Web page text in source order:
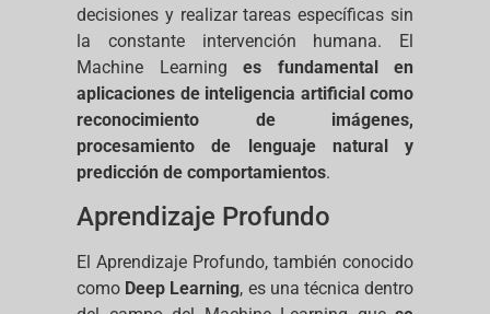
decisiones y realizar tareas específicas sin
la constante intervención humana. El
Machine Learning es fundamental en
aplicaciones de inteligencia artificial como
reconocimiento de imágenes,
procesamiento de lenguaje natural y
predicción de comportamientos.
Aprendizaje Profundo
El Aprendizaje Profundo, también conocido
como Deep Learning, es una técnica dentro